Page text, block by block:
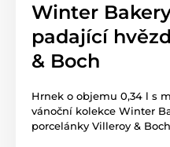
Winter
padající
& Boch
Hrnek o objemu 0,34 l s
vánoční kolekce Winter
porcelánky Villeroy &